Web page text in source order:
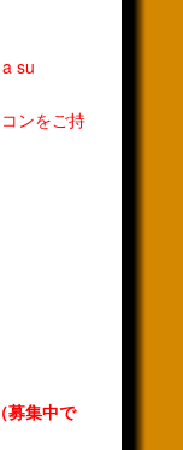
su
ンをご持
集中で